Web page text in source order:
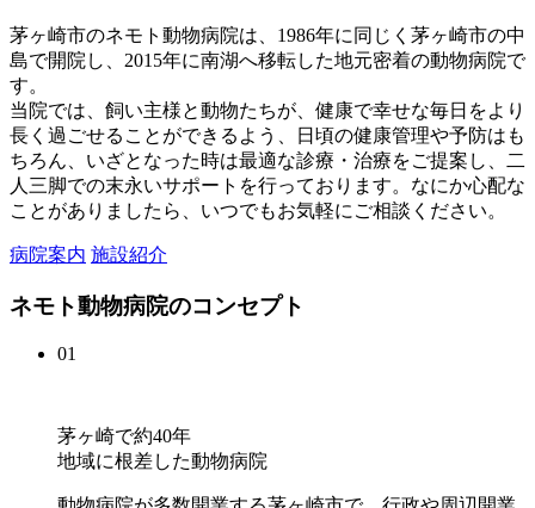
茅ヶ崎市のネモト動物病院は、1986年に同じく茅ヶ崎市の中
島で開院し、2015年に南湖へ移転した地元密着の動物病院で
す。
当院では、飼い主様と動物たちが、健康で幸せな毎日をより
長く過ごせることができるよう、日頃の健康管理や予防はも
ちろん、いざとなった時は最適な診療・治療をご提案し、二
人三脚での末永いサポートを行っております。なにか心配な
ことがありましたら、いつでもお気軽にご相談ください。
病院案内 施設紹介
ネモト動物病院のコンセプト
01
茅ヶ崎で約40年
地域に根差した動物病院